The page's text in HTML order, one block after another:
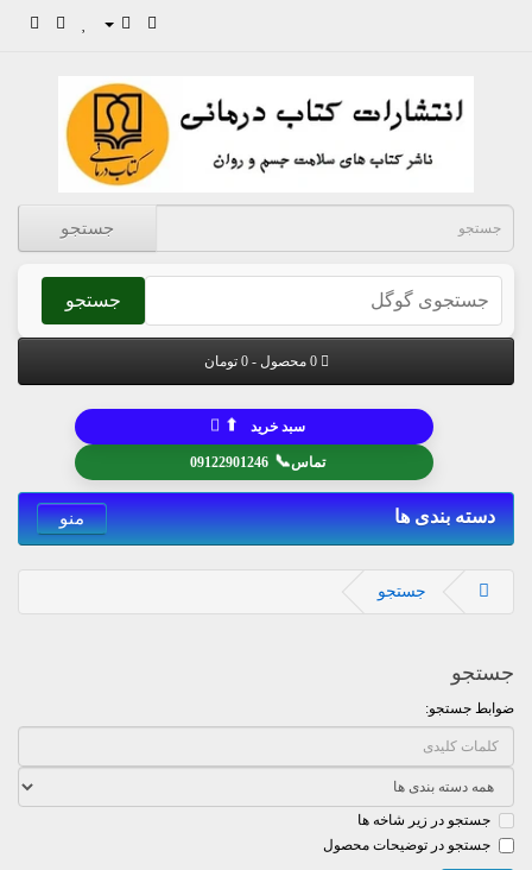
جستجو
جستجو
0 محصول - 0 تومان
تماس📞
09122901246
سبد خرید ⬆
دسته بندی ها منو
جستجو
جستجو
ضوابط جستجو:
جستجو در زیر شاخه ها
جستجو در توضیحات محصول